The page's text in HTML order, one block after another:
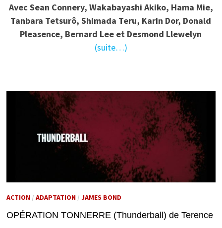
Avec Sean Connery, Wakabayashi Akiko, Hama Mie,
Tanbara Tetsurô, Shimada Teru, Karin Dor, Donald
Pleasence, Bernard Lee et Desmond Llewelyn
(suite…)
ACTION/ ADAPTATION/ JAMES BOND
OPÉRATION TONNERRE (Thunderball) de Terence